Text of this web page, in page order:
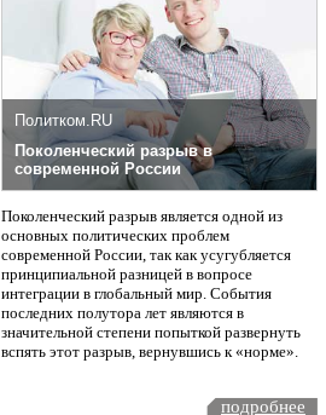
Политком.RU
Поколенческий разрыв в
современной России
Поколенческий разрыв является одной из
основных политических проблем
современной России, так как усугубляется
принципиальной разницей в вопросе
интеграции в глобальный мир. События
последних полутора лет являются в
значительной степени попыткой развернуть
вспять этот разрыв, вернувшись к «норме».
подробнее